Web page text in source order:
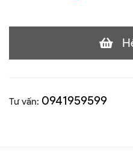
Tư vấn: 0941959599